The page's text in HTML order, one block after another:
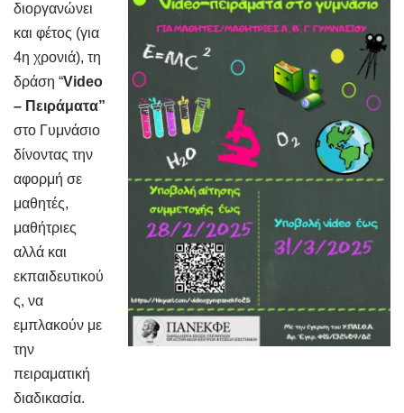
διοργανώνει
και φέτος (για
4η χρονιά), τη
δράση “Video
– Πειράματα”
στο Γυμνάσιο
δίνοντας την
αφορμή σε
μαθητές,
μαθήτριες
αλλά και
εκπαιδευτικού
ς, να
εμπλακούν με
την
πειραματική
διαδικασία.